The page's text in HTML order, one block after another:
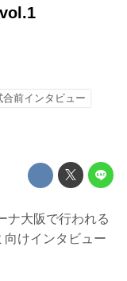
合前インタビュー
ナ大阪で行われる
向けインタビュー